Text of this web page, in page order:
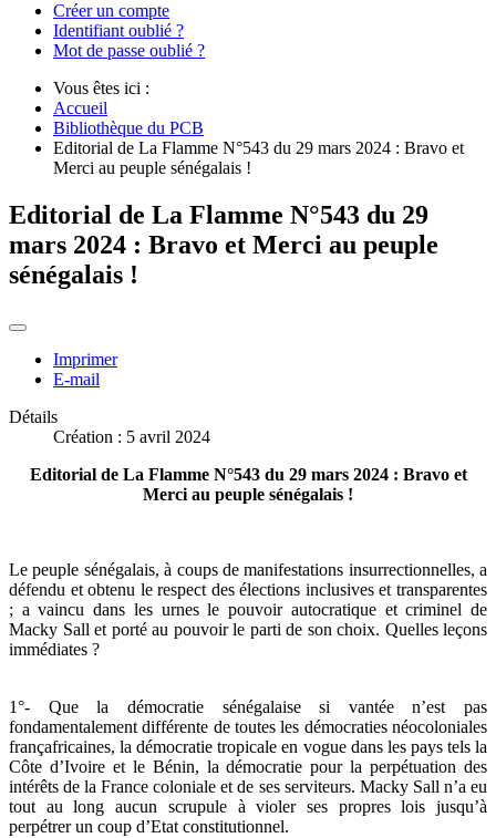
Créer un compte
Identifiant oublié ?
Mot de passe oublié ?
Vous êtes ici :
Accueil
Bibliothèque du PCB
Editorial de La Flamme N°543 du 29 mars 2024 : Bravo et
Merci au peuple sénégalais !
Editorial de La Flamme N°543 du 29
mars 2024 : Bravo et Merci au peuple
sénégalais !
Imprimer
E-mail
Détails
Création : 5 avril 2024
Editorial de La Flamme N°543 du 29 mars 2024 : Bravo et
Merci au peuple sénégalais !
Le peuple sénégalais, à coups de manifestations insurrectionnelles, a
défendu et obtenu le respect des élections inclusives et transparentes
; a vaincu dans les urnes le pouvoir autocratique et criminel de
Macky Sall et porté au pouvoir le parti de son choix. Quelles leçons
immédiates ?
1°- Que la démocratie sénégalaise si vantée n’est pas
fondamentalement différente de toutes les démocraties néocoloniales
françafricaines, la démocratie tropicale en vogue dans les pays tels la
Côte d’Ivoire et le Bénin, la démocratie pour la perpétuation des
intérêts de la France coloniale et de ses serviteurs. Macky Sall n’a eu
tout au long aucun scrupule à violer ses propres lois jusqu’à
perpétrer un coup d’Etat constitutionnel.